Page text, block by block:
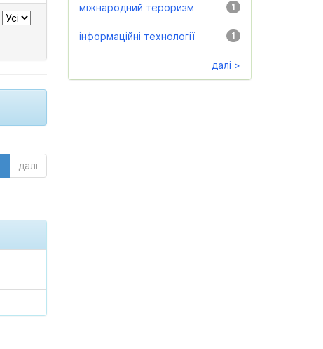
далі
1
міжнародний тероризм
1
інформаційні технології
далі >